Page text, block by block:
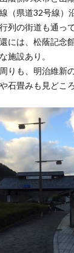
（県道32号線）
列の街道も通っ
には、松蔭記念
施設あり。
りも、明治維新
石畳みも見どころ